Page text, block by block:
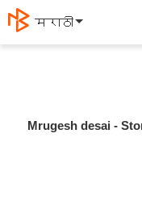
मराठी
Mrugesh desai -